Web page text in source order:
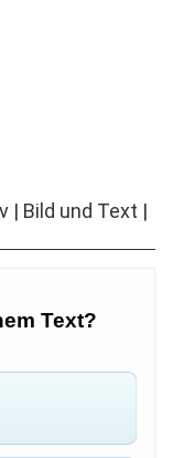
| Bild und Text |